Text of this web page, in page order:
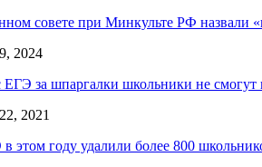
совете при Минкульте РФ назвали
2024
за шпаргалки школьники не смогут
2021
этом году удалили более 800